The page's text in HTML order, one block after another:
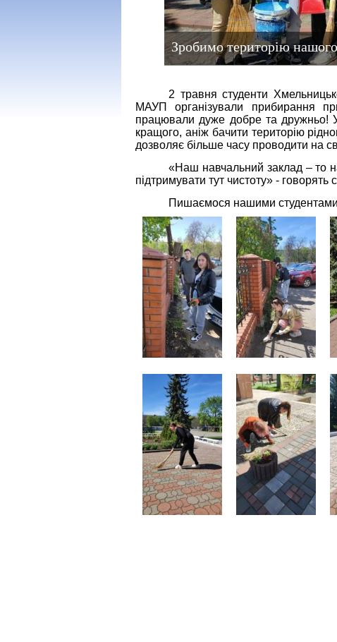
Зробимо територію
2 травня студенти
МАУП організували прибирання
працювали дуже добре та дружньо!
кращого, аніж бачити територію
дозволяє більше часу проводити на
«Наш навчальний заклад – то
підтримувати тут чистоту» - говорять
Пишаємося нашими